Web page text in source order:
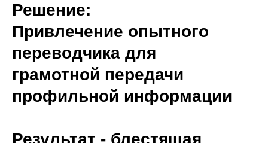
Решение:
Привлечение опытного
переводчика для
грамотной передачи
профильной информации
Результат - блестящая